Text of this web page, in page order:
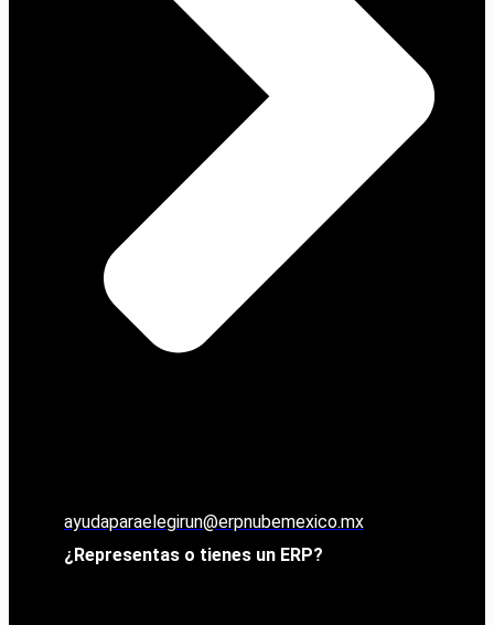
ayudaparaelegirun@erpnubemexico.mx
¿Representas o tienes un ERP?